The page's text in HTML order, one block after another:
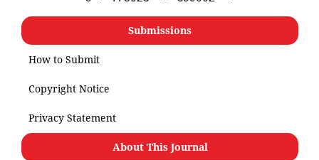
Submissions
How to Submit
Copyright Notice
Privacy Statement
About This Journal